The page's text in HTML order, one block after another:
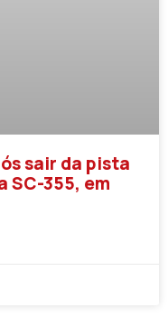
sair da pista
SC-355, em